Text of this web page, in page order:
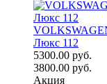
Люкс 112
5300.00 руб.
3800.00 руб.
Акция